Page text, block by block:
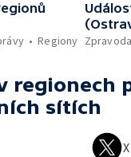
Regiony
regionech
sítích